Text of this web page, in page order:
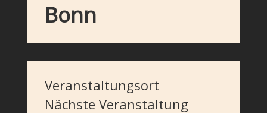
Bonn
Veranstaltungsort
Nächste Veranstaltung